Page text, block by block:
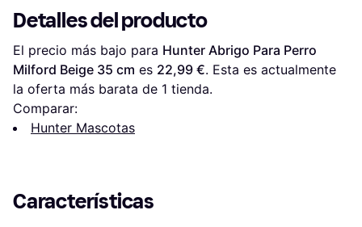
Detalles del producto
El precio más bajo para Hunter Abrigo Para Perro
Milford Beige 35 cm es 22,99 €. Esta es actualmente
la oferta más barata de 1 tienda.
Comparar:
Hunter Mascotas
Características